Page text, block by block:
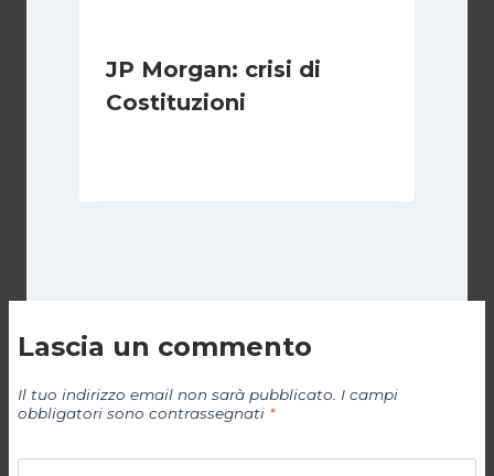
JP Morgan: crisi di
Costituzioni
Lascia un commento
Il tuo indirizzo email non sarà pubblicato. I campi
obbligatori sono contrassegnati *